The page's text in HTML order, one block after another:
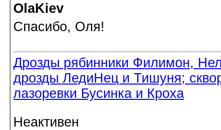
OlaKiev
Спасибо, Оля!
Дрозды рябинники Филимон,
дрозды ЛедиНец и Тишуня;
лазоревки Бусинка и Кроха
Неактивен